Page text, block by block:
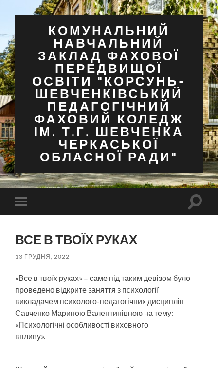
КОМУНАЛЬНИЙ
НАВЧАЛЬНИЙ
ЗАКЛАД ФАХОВОЇ
ПЕРЕДВИЩОЇ
ОСВІТИ "КОРСУНЬ-
ШЕВЧЕНКІВСЬКИЙ
ПЕДАГОГІЧНИЙ
ФАХОВИЙ КОЛЕДЖ
ІМ. Т.Г. ШЕВЧЕНКА
ЧЕРКАСЬКОЇ
ОБЛАСНОЇ РАДИ"
Перемкнути
мобільне
ВСЕ В ТВОЇХ РУКАХ
13 ГРУДНЯ, 2022
«Все в твоїх руках» – саме під таким девізом було
проведено відкрите заняття з психології
викладачем психолого-педагогічних дисциплін
Савченко Мариною Валентинівною на тему:
«Психологічні особливості виховного
впливу».